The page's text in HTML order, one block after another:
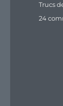
Trucs
24